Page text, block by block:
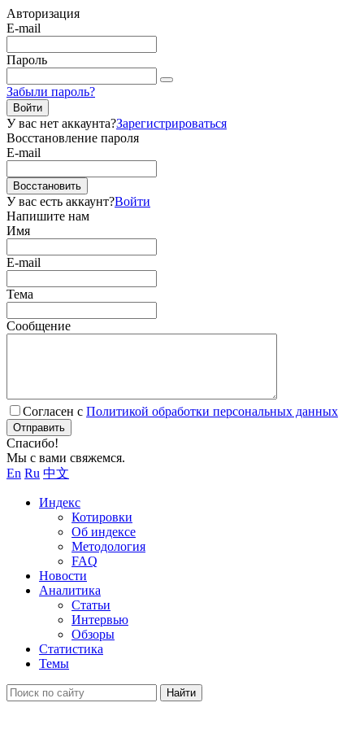
Авторизация
E-mail
Пароль
Забыли пароль?
Войти
У вас нет аккаунта?Зарегистрироваться
Восстановление пароля
E-mail
Восстановить
У вас есть аккаунт?Войти
Напишите нам
Имя
E-mail
Тема
Сообщение
Согласен с Политикой обработки персональных данных
Отправить
Спасибо!
Мы с вами свяжемся.
En Ru 中文
Индекс
Котировки
Об индексе
Методология
FAQ
Новости
Аналитика
Статьи
Интервью
Обзоры
Статистика
Темы
Найти